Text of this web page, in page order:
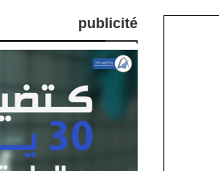
publicité